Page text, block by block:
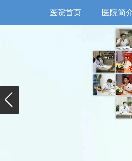
医院首页 医院简